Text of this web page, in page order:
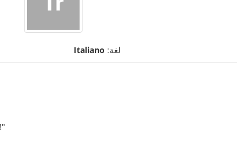
لغة: Italiano